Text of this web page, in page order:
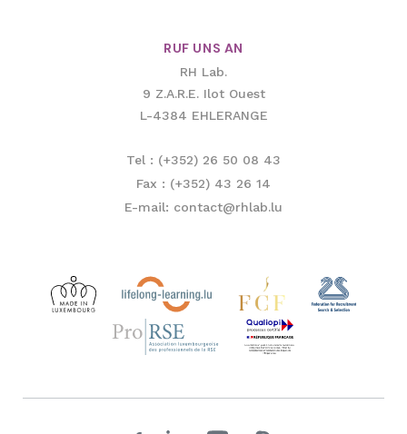
RUF UNS AN
RH Lab.
9 Z.A.R.E. Ilot Ouest
L-4384 EHLERANGE
Tel : (+352) 26 50 08 43
Fax : (+352) 43 26 14
E-mail: contact@rhlab.lu